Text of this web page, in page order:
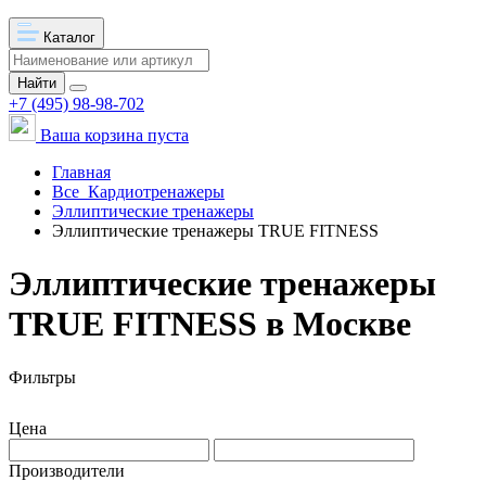
Каталог
Найти
+7 (495) 98-98-702
Ваша корзина пуста
Главная
Все Кардиотренажеры
Эллиптические тренажеры
Эллиптические тренажеры TRUE FITNESS
Эллиптические тренажеры
TRUE FITNESS в Москве
Фильтры
Цена
Производители